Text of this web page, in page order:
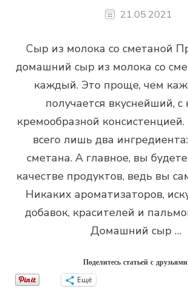
21.05.2021
Сыр из молока со сметаной
домашний сыр из молока со
каждый. Это проще, чем
получается вкуснейший,
кремообразной консистенцией.
всего лишь два
сметана. А главное, вы
качестве продуктов, ведь вы
Никаких ароматизаторов,
добавок, красителей и
Домашний сыр …
Поделитесь статьей с
Ещё